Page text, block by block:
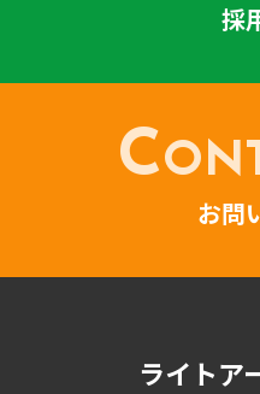
採
C
お問
ライトア